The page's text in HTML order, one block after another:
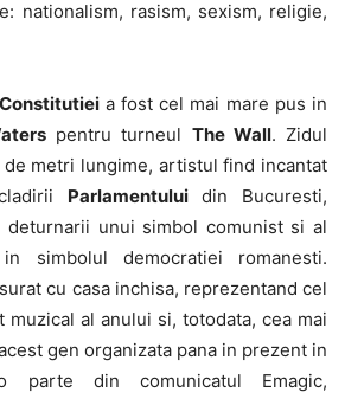
nationalism, rasism, sexism, religie,
a fost cel mai mare pus in
pentru turneul The Wall. Zidul
metri lungime, artistul find incantat
Parlamentuluidin Bucuresti,
unui simbol comunist si al
simbolul democratiei romanesti.
cu casa inchisa, reprezentand cel
muzical al anului si, totodata, cea mai
gen organizata pana in prezent in
parte din comunicatul Emagic,